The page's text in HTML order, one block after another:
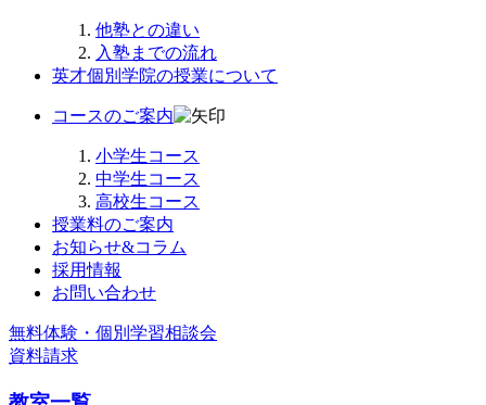
他塾との違い
入塾までの流れ
英才個別学院の授業について
コースのご案内
小学生コース
中学生コース
高校生コース
授業料のご案内
お知らせ&コラム
採用情報
お問い合わせ
無料体験・個別学習相談会
資料請求